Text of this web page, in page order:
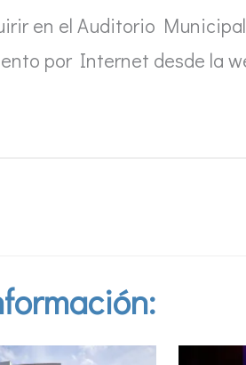
en el Auditorio
por Internet desde la